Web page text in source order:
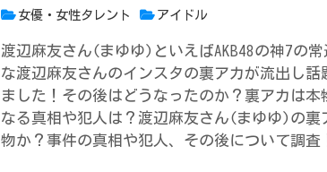
女優・女性タレント アイドル
渡辺麻友さん(まゆゆ)といえばAKB48の神7の常
な渡辺麻友さんのインスタの裏アカが流出し話
ました！その後はどうなったのか？裏アカは本
なる真相や犯人は？渡辺麻友さん(まゆゆ)の裏
物か？事件の真相や犯人、その後について調査